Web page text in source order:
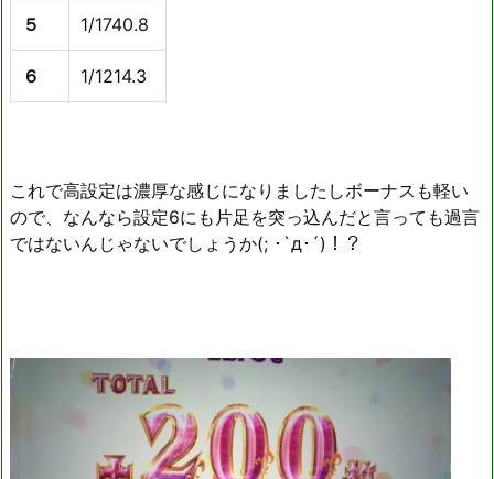
５ 1/1740.8
６ 1/1214.3
これで高設定は濃厚な感じになりましたしボーナスも軽い
ので、なんなら設定6にも片足を突っ込んだと言っても過言
ではないんじゃないでしょうか(; ･`д･´)！？